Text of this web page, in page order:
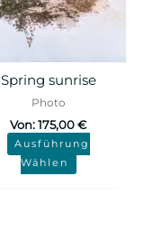
Spring sunrise
Photo
Von:175,00€
Ausführung
Wählen